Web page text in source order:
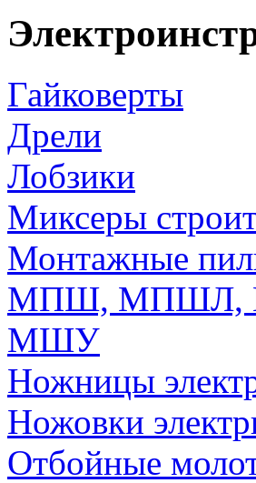
Гайковерты
Дрели
Лобзики
Миксеры
Монтажные
МПШ, МПШЛ,
МШУ
Ножницы
Ножовки
Отбойные